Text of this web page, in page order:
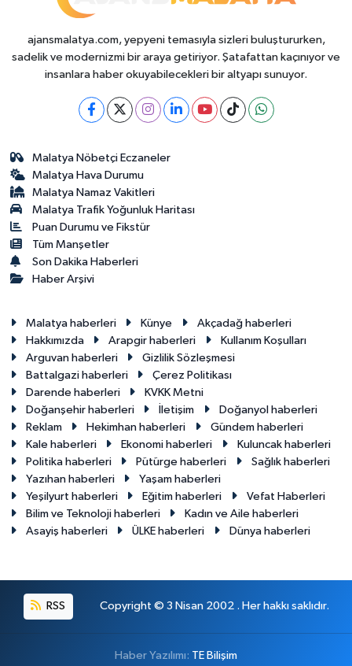
ajansmalatya.com, yepyeni temasıyla sizleri buluştururken,
sadelik ve modernizmi bir araya getiriyor. Şatafattan kaçınıyor ve
insanlara haber okuyabilecekleri bir altyapı sunuyor.
Malatya Nöbetçi Eczaneler
Malatya Hava Durumu
Malatya Namaz Vakitleri
Malatya Trafik Yoğunluk Haritası
Puan Durumu ve Fikstür
Tüm Manşetler
Son Dakika Haberleri
Haber Arşivi
Malatya haberleri Künye
Akçadağ haberleri
Hakkımızda
Arapgir haberleri
Kullanım Koşulları
Arguvan haberleri
Gizlilik Sözleşmesi
Battalgazi haberleri
Çerez Politikası
Darende haberleri
KVKK Metni
Doğanşehir haberleri
İletişim
Doğanyol haberleri
Reklam
Hekimhan haberleri
Gündem haberleri
Kale haberleri
Ekonomi haberleri
Kuluncak haberleri
Politika haberleri
Pütürge haberleri
Sağlık haberleri
Yazıhan haberleri
Yaşam haberleri
Yeşilyurt haberleri
Eğitim haberleri
Vefat Haberleri
Bilim ve Teknoloji haberleri
Kadın ve Aile haberleri
Asayiş haberleri
ÜLKE haberleri Dünya haberleri
RSS Copyright © 3 Nisan 2002 . Her hakkı saklıdır.
Haber Yazılımı: TE Bilişim